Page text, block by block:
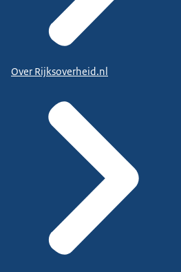
Over Rijksoverheid.nl